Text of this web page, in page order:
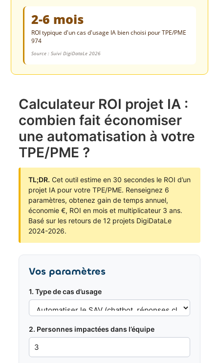
2-6 mois
ROI typique d'un cas d'usage IA bien choisi pour TPE/PME
974
Source : Suivi DigiDataLe 2026
Calculateur ROI projet IA :
combien fait économiser
une automatisation à votre
TPE/PME ?
TL;DR. Cet outil estime en 30 secondes le ROI d’un
projet IA pour votre TPE/PME. Renseignez 6
paramètres, obtenez gain de temps annuel,
économie €, ROI en mois et multiplicateur 3 ans.
Basé sur les retours de 12 projets DigiDataLe
2024-2026.
Vos paramètres
1. Type de cas d’usage
2. Personnes impactées dans l’équipe